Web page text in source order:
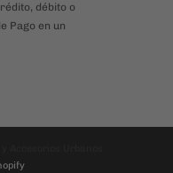
débito o
Pago en un